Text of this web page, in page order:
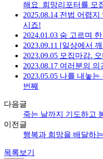
해요_희망리포터를 모
2025.08.14 전법 어렵
시죠!
2024.01.03 숨 고르며
2023.09.11 [일상에서
2023.09.05 모집마감.
2023.08.17 여러분의
2023.05.05 나를 내놓
번째
다음글
죽는 날까지 기도하고
이전글
행복과 희망을 배달하
목록보기